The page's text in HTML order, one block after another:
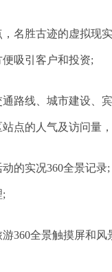
胜古迹的虚拟现实
吸引客户和投资;
线、城市建设、宾
点的人气及访问量
实况360全景记录;
;
全景触摸屏和风